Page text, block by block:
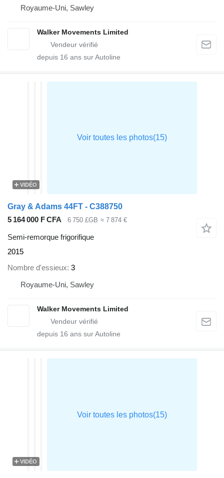
Royaume-Uni, Sawley
Walker Movements Limited
depuis 16 ans sur Autoline
VIDÉO
Gray & Adams 44FT - C388750
5 164 000 F CFA
6 750 £GB ≈ 7 874 €
Semi-remorque frigorifique
2015
Nombre d'essieux 3
Royaume-Uni, Sawley
Walker Movements Limited
depuis 16 ans sur Autoline
VIDÉO